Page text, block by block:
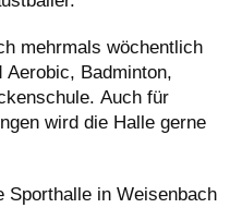
mehrmals wöchentlich
Aerobic, Badminton,
Auch für
wird die Halle gerne
Sporthalle in Weisenbach